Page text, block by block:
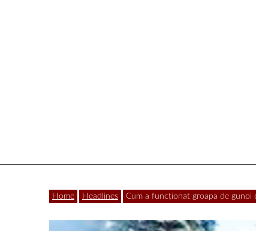
Home Headlines Cum a funcționat groapa de gunoi